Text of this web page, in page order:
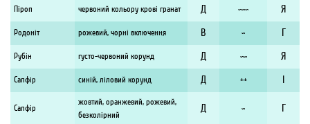
Піроп червоний кольору крові гранат Д ~~~ Я
Родоніт рожевий, чорні включення В ~ Г
Рубін густо-червоний корунд Д ~~ Я
Сапфір синій, ліловий корунд Д ++
Сапфір
жовтий, оранжевий, рожевий,
безколірний
Д ~ Г